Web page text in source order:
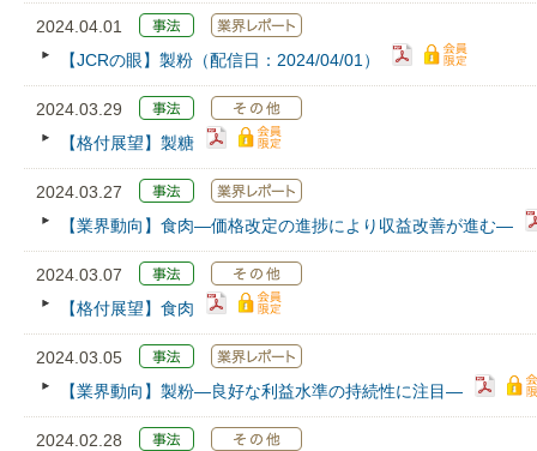
2024.04.01
【JCRの眼】製粉（配信日：2024/04/01）
2024.03.29
【格付展望】製糖
2024.03.27
【業界動向】食肉―価格改定の進捗により収益改善が進む―
2024.03.07
【格付展望】食肉
2024.03.05
【業界動向】製粉―良好な利益水準の持続性に注目―
2024.02.28